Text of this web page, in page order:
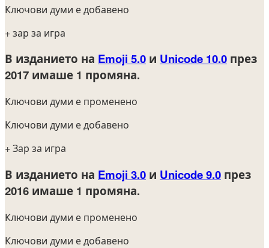
Ключови думи е добавено
+ зар за игра
В изданието на Emoji 5.0 и Unicode 10.0 през
2017 имаше 1 промяна.
Ключови думи е променено
Ключови думи е добавено
+ Зар за игра
В изданието на Emoji 3.0 и Unicode 9.0 през
2016 имаше 1 промяна.
Ключови думи е променено
Ключови думи е добавено